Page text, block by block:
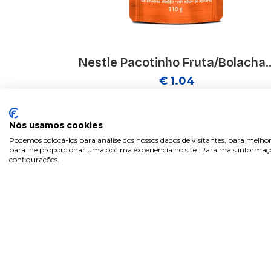
Nestle Pacotinho Fruta/
€ 1.04
Nós usamos cookies
Podemos colocá-los para análise dos nossos dados de visitantes, para
para lhe proporcionar uma óptima experiência no site. Para mais
configurações.